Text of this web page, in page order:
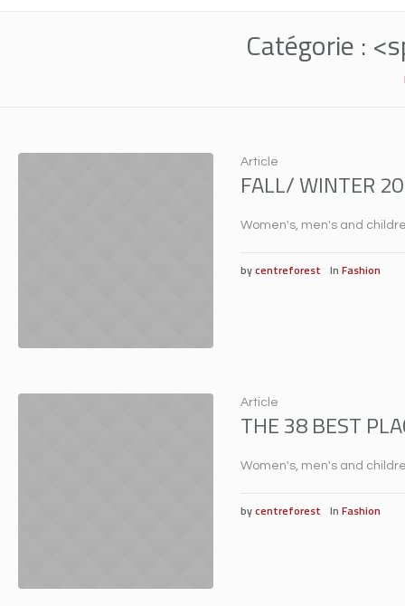
Catégorie :
Article
FALL/ WINTER
Women's, men's and
bycentreforest InFashion
Article
THE 38 BEST
Women's, men's and
bycentreforest InFashion